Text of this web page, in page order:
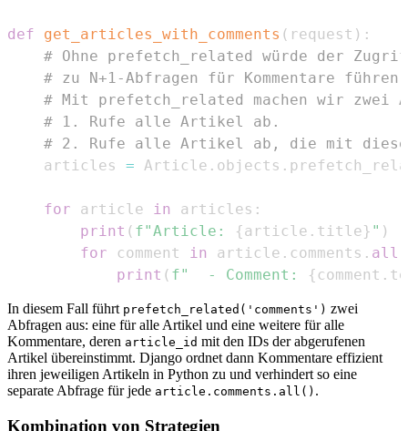
def get_articles_with_comments ( request ) :
# Ohne prefetch_related würde der
# zu N+1-Abfragen für Kommentare führen.
# Mit prefetch_related machen wir zwei
# 1. Rufe alle Artikel ab.
# 2. Rufe alle Artikel ab, die mit
    articles
= Article . objects .
for article in articles :
print ( f"Article: {article . title} " )
for comment in article . comments . all
print ( f"  - Comment: { comment .
In diesem Fall führt prefetch_related('comments') zwei
Abfragen aus: eine für alle Artikel und eine weitere für alle
Kommentare, deren article_id mit den IDs der abgerufenen
Artikel übereinstimmt. Django ordnet dann Kommentare effizient
ihren jeweiligen Artikeln in Python zu und verhindert so eine
separate Abfrage für jede article.comments.all() .
Kombination von Strategien